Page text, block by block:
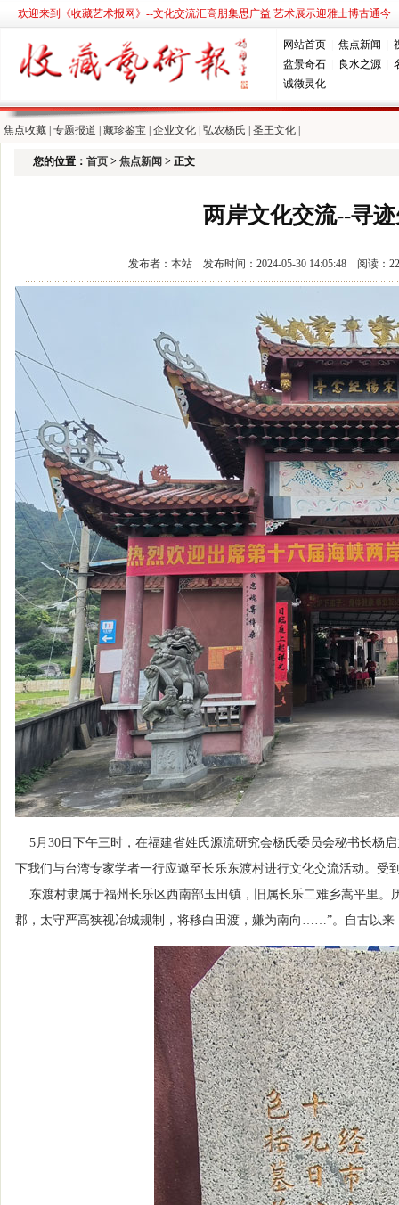
欢迎来到《收藏艺术报网》--文化交流汇高朋集思广益 艺术展示迎雅士博古通今
网站首页 焦点新闻
盆景奇石
良水之源
诚徵灵化
焦点收藏 专题报道 藏珍鉴宝 企业文化 弘农杨氏 圣王文化
您的位置：首页 >焦点新闻 > 正文
两岸文化交流--寻
发布者：本站 发布时间：2024-05-30 14:05:48 阅读
5月30日下午三时，在福建省姓氏源流研究会杨氏委员会秘书长杨
下我们与台湾专家学者一行应邀至长乐东渡村进行文化交流活动。受
东渡村隶属于福州长乐区西南部玉田镇，旧属长乐二难乡嵩平里。
郡，太守严高狭视冶城规制，将移白田渡，嫌为南向……”。自古以来